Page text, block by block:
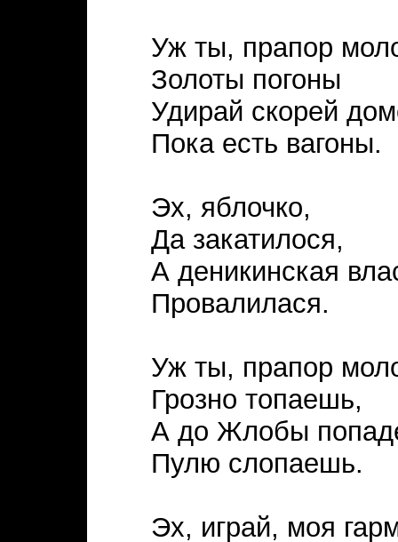
Уж ты, прапор
Золоты погоны
Удирай скорей
Пока есть вагоны.
Эх, яблочко,
Да закатилося,
А деникинская
Провалилася.
Уж ты, прапор
Грозно топаешь,
А до Жлобы
Пулю слопаешь.
Эх, играй, моя